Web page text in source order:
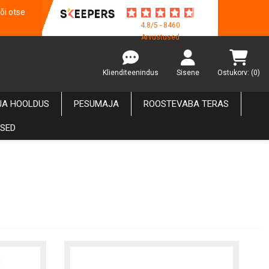
otse
4.8/5 - 8460
Arvustused
Klienditeenindus Sisene Ostukorv: (0)
HOOLDUS PESUMAJA ROOSTEVABA TERAS